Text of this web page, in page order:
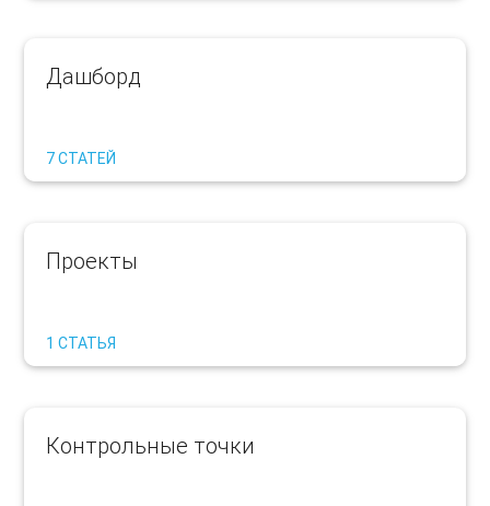
Дашборд
7 СТАТЕЙ
Проекты
1 СТАТЬЯ
Контрольные точки